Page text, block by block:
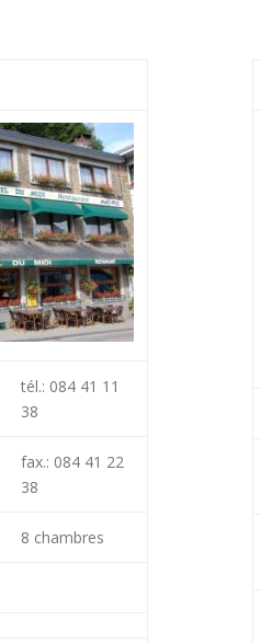
tél.: 084 41 11
38
fax.: 084 41 22
38
8 chambres